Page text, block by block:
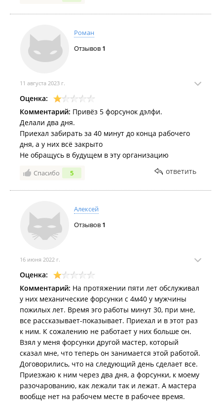
времени я убил 2 месяца, 22 тысячи и нервы .
Обходите за километр этот сервис .
Роман
Отзывов 1
11 августа 2023 г.
Оценка:
Комментарий: Привёз 5 форсунок дэлфи.
Делали два дня.
Приехал забирать за 40 минут до конца рабочего
дня, а у них всё закрыто
Не обращусь в будущем в эту организацию
Спасибо 5 ответить
Алексей
Отзывов 1
16 июня 2022 г.
Оценка:
Комментарий: На протяжении пяти лет обслуживал
у них механические форсунки с 4м40 у мужчины
пожилых лет. Время эго работы минут 30, при мне,
все рассказывает-показывает. Приехал и в этот раз
к ним. К сожалению не работает у них больше он.
Взял у меня форсунки другой мастер, который
сказал мне, что теперь он занимается этой работой.
Договорились, что на следующий день сделает все.
Приезжаю к ним через два дня, а форсунки, к моему
разочарованию, как лежали так и лежат. А мастера
вообще нет на рабочем месте в рабочее время.